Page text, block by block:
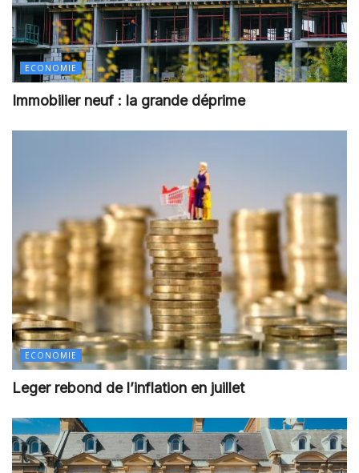
ECONOMIE
Immobilier neuf : la grande déprime
ECONOMIE
Leger rebond de l’inflation en juillet